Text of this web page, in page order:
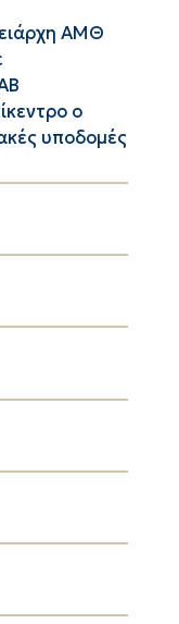
ΑΜΘ
ο
υποδομές